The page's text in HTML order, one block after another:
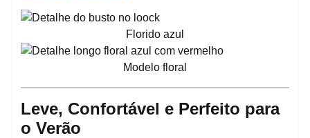
Florido azul
Modelo floral
Leve, Confortável e Perfeito para
o Verão